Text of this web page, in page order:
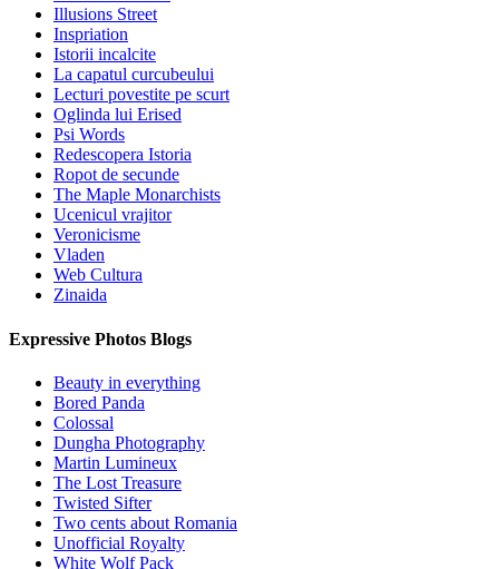
Illusions Street
Inspriation
Istorii incalcite
La capatul curcubeului
Lecturi povestite pe scurt
Oglinda lui Erised
Psi Words
Redescopera Istoria
Ropot de secunde
The Maple Monarchists
Ucenicul vrajitor
Veronicisme
Vladen
Web Cultura
Zinaida
Expressive Photos Blogs
Beauty in everything
Bored Panda
Colossal
Dungha Photography
Martin Lumineux
The Lost Treasure
Twisted Sifter
Two cents about Romania
Unofficial Royalty
White Wolf Pack